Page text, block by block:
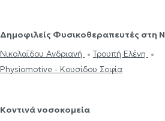
Δημοφιλείς Φυσικοθεραπευτές στη
Νικολαΐδου Ανδριανή
Τρουπή Ελένη
Physiomotive - Κουσίδου Σοφία
Κοντινά νοσοκομεία